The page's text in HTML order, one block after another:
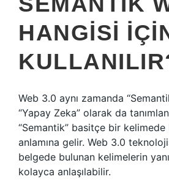
HANGISI
Web 3.0 aynı zamanda
“Yapay Zeka” olarak da
“Semantik” basitçe bir kelimede
anlamına gelir. Web 3.0
belgede bulunan kelimelerin yanı
kolayca anlaşılabilir.